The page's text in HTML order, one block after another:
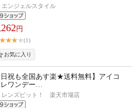
エンジェルスタイル
円
(1)
日祝も全国あす楽★送料無料】アイコ
ワンデー…
レンズピット！ 楽天市場店